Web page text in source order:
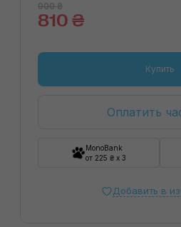
900 ₴
810 ₴
Купить
Оплатить
MonoBank
от 225 ₴ x 3
Добавить в